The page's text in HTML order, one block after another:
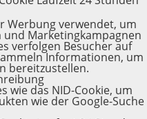
Werbung verwendet, um
und Marketingkampagnen
verfolgen Besucher auf
Informationen, um
bereitzustellen.
wie das NID-Cookie, um
wie der Google-Suche